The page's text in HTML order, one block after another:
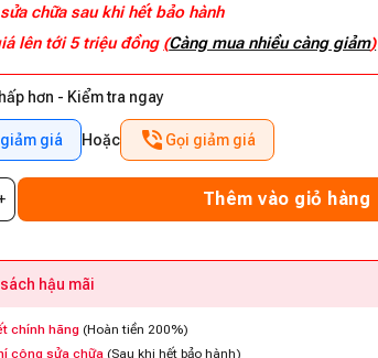
chữa sau khi hết bảo hành
lên tới 5 triệu đồng (Càng mua nhiều càng giảm)
hơn - Kiểm tra ngay
giá Hoặc Gọi giảm giá
Thêm vào giỏ hàng
hậu mãi
chính hãng (Hoàn tiền 200%)
công sửa chữa (Sau khi hết bảo hành)